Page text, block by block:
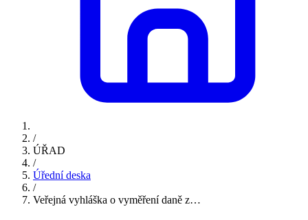
/
ÚŘAD
/
Úřední deska
/
Veřejná vyhláška o vyměření daně z…